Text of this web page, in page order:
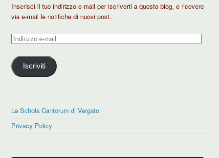
Inserisci il tuo indirizzo e-mail per iscriverti a questo blog, e ricevere
via e-mail le notifiche di nuovi post.
Indirizzo
mail
Iscriviti
La Schola Cantorum di Vergato
Privacy Policy